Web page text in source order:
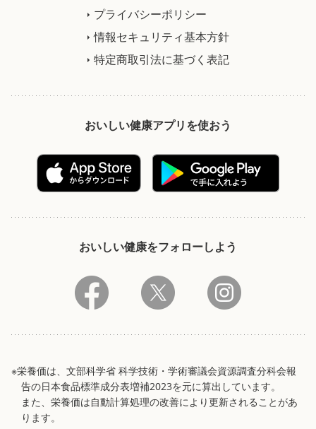
プライバシーポリシー
情報セキュリティ基本方針
特定商取引法に基づく表記
おいしい健康アプリを使おう
おいしい健康をフォローしよう
※栄養価は、文部科学省 科学技術・学術審議会資源調査分科会報
告の日本食品標準成分表増補2023を元に算出しています。
また、栄養価は自動計算処理の改善により更新されることがあ
ります。